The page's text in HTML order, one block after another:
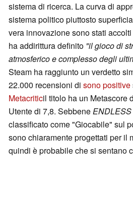
sistema di ricerca. La curva di
sistema politico piuttosto
vera innovazione sono stati
ha addirittura definito "il gioco di
atmosferico e complesso degli
Steam ha raggiunto un verdetto
22.000 recensioni di sono positive
Metacriticil titolo ha un Metascore
Utente di 7,8. Sebbene
classificato come "Giocabile" sul
sono chiaramente progettati per il
quindi è probabile che si sentano